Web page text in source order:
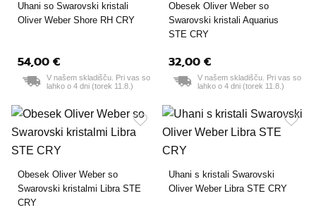
Uhani so Swarovski kristali
Oliver Weber Shore RH CRY
54,00 €
V našem skladišču. Pri vas so
lahko o 4 dni (torek 11.8.)
Obesek Oliver Weber so
Swarovski kristali Aquarius
STE CRY
32,00 €
V našem skladišču. Pri vas so
lahko o 4 dni (torek 11.8.)
Obesek Oliver Weber so
Swarovski kristalmi Libra STE
CRY
Uhani s kristali Swarovski
Oliver Weber Libra STE CRY